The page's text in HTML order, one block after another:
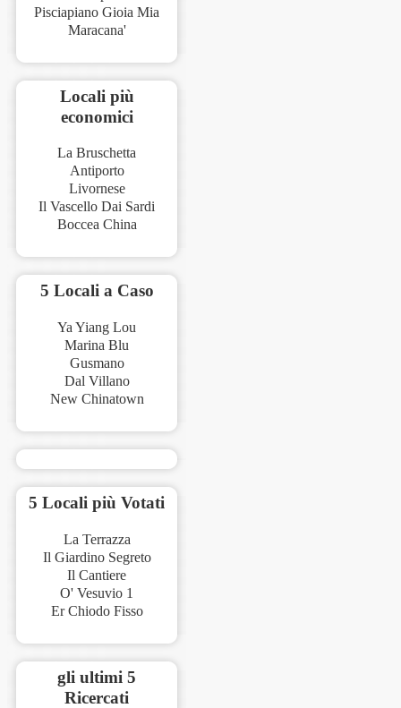
Pisciapiano Gioia Mia
Maracana'
Locali più
economici
La Bruschetta
Antiporto
Livornese
Il Vascello Dai Sardi
Boccea China
5 Locali a Caso
Ya Yiang Lou
Marina Blu
Gusmano
Dal Villano
New Chinatown
5 Locali più Votati
La Terrazza
Il Giardino Segreto
Il Cantiere
O' Vesuvio 1
Er Chiodo Fisso
gli ultimi 5
Ricercati